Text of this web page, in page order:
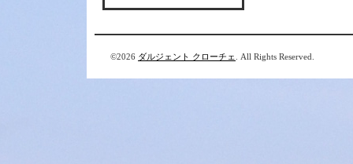
©2026 ダルジェント クローチェ . All Rights Reserved.